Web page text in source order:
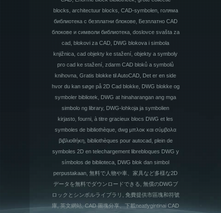
blocks, architectuur blocks, CAD-symbolen, голяма
библиотека с безплатни блокове, Безплатно CAD
блокове и символи библиотека, doslovce svašta za
cad, blokovi za CAD, DWG blokova i simbola
knjižnica, cad objekty ke stažení, objekty a symboly
pro cad ke stažení, zdarm CAD bloků a symbolů
knihovna, Gratis blokke til AutoCAD, Det er en side
hvor du kan søge på 2D Cad blokke, DWG blokke og
symboler bibliotek, DWG at hinaharangan ang mga
simbolo ng library, DWG-lohkoja ja symbolien
kirjasto, fourni, à titre gracieux blocs DWG et les
symboles de bibliothèque, dwg μπλοκ και σύμβολα
βιβλιοθήκη, bibliothèques pour autocad, plein de
symboles 2D en telechargement librebloques DWG y
símbolos de biblioteca, DWG blok dan simbol
perpustakaan, 無料で人物や車、家具など多様な2D
データを無料でダウンロードできる, 無償のDWGブ
ロックとシンボルライブラリ, 免費提供市區塊和符號
庫, 英文網站, CAD 圖塊分享、下載neatlygintinai CAD